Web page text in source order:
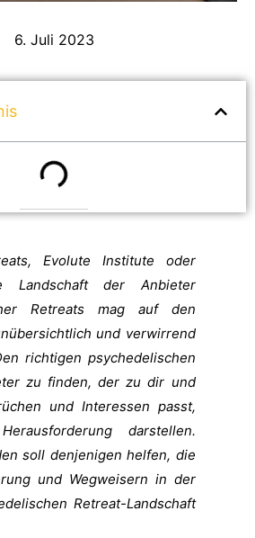
6. Juli 2023
Evolute Institute oder
Landschaft der Anbieter
Retreats mag auf den
und verwirrend
richtigen psychedelischen
zu finden, der zu dir und
und Interessen passt,
darstellen.
soll denjenigen helfen, die
und Wegweisern in der
Retreat-Landschaft